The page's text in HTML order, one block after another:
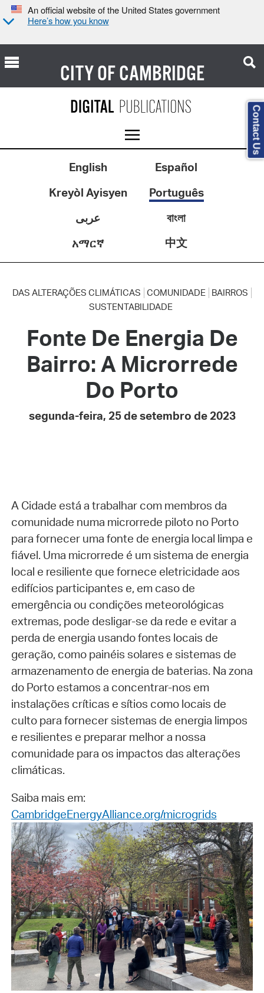
An official website of the United States government
Here’s how you know
CITY OFCAMBRIDGE
English
Español
Kreyòl Ayisyen
Português
عربى
বাংলা
አማርኛ
中文
DAS ALTERAÇÕES CLIMÁTICAS COMUNIDADE BAIRROS
SUSTENTABILIDADE
Fonte De Energia De
Bairro: A Microrrede
Do Porto
segunda-feira, 25 de setembro de 2023
A Cidade está a trabalhar com membros da
comunidade numa microrrede piloto no Porto
para fornecer uma fonte de energia local limpa e
fiável. Uma microrrede é um sistema de energia
local e resiliente que fornece eletricidade aos
edifícios participantes e, em caso de
emergência ou condições meteorológicas
extremas, pode desligar-se da rede e evitar a
perda de energia usando fontes locais de
geração, como painéis solares e sistemas de
armazenamento de energia de baterias. Na zona
do Porto estamos a concentrar-nos em
instalações críticas e sítios como locais de
culto para fornecer sistemas de energia limpos
e resilientes e preparar melhor a nossa
comunidade para os impactos das alterações
climáticas.
Saiba mais em:
CambridgeEnergyAlliance.org/microgrids
Contact Us